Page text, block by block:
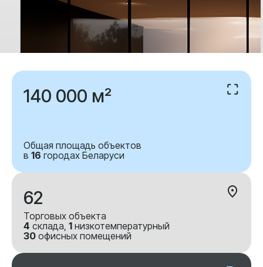
140 000 м²
Общая площадь объектов
в 16 городах Беларуси
62
Торговых объекта
4 склада, 1 низкотемпературный
30 офисных помещений